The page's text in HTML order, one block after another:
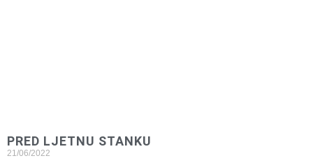
PRED LJETNU STANKU
21/06/2022